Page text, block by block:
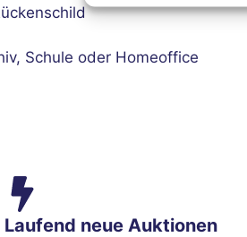
Schule oder Homeoffice
Laufend neue Auktionen